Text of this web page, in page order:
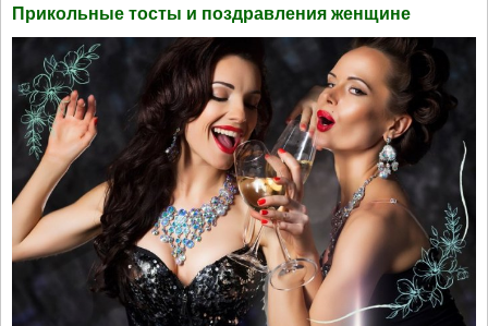
Прикольные тосты и поздравления женщине